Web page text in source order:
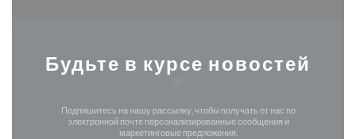
Будьте в курсе новостей
Подпишитесь на нашу рассылку, чтобы получать от нас по
электронной почте персонализированные сообщения и
маркетинговые предложения.